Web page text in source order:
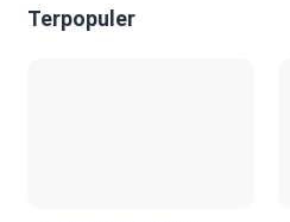
Terpopuler